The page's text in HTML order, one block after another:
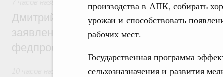
производства в АПК, собирать
урожаи и способствовать
рабочих мест.
Государственная программа
сельхозназначения и развития
Среднее профессиональное образование
Дмитрий Чернышенко: Установлен
заявлений от абитуриентов колледжей и
федпроекта «Профессионалитет»
Евразийский экономический союз.